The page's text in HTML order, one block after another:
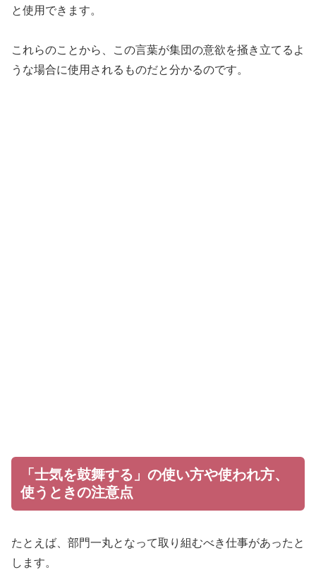
と使用できます。
これらのことから、この言葉が集団の意欲を掻き立てるよ
うな場合に使用されるものだと分かるのです。
「士気を鼓舞する」の使い方や使われ方、
使うときの注意点
たとえば、部門一丸となって取り組むべき仕事があったと
します。